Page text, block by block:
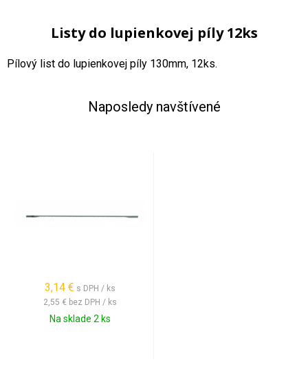
Listy do lupienkovej píly 12ks
Pílový list do lupienkovej píly 130mm, 12ks.
Naposledy navštívené
3,14 € s DPH / ks
2,55 € bez DPH / ks
Na sklade 2 ks